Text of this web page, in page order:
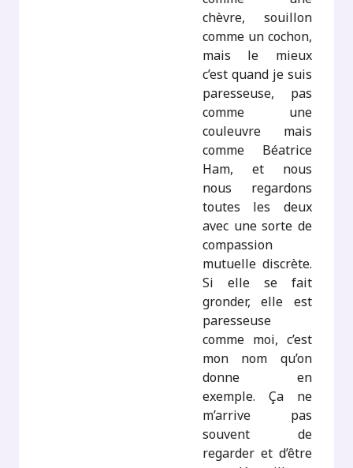
chèvre, souillon
comme un cochon,
mais le mieux
c’est quand je suis
paresseuse, pas
comme une
couleuvre mais
comme Béatrice
Ham, et nous
nous regardons
toutes les deux
avec une sorte de
compassion
mutuelle discrète.
Si elle se fait
gronder, elle est
paresseuse
comme moi, c’est
mon nom qu’on
donne en
exemple. Ça ne
m’arrive pas
souvent de
regarder et d’être